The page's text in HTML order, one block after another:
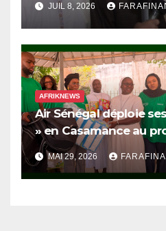
JUIL 8, 2026
AFRIKNEWS
Air Sénégal déploie
» en Casamance au
orphelinats
MAI 29, 2026